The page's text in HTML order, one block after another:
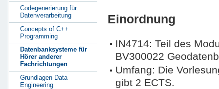
Einordnung
IN4714: Teil des
BV300022
Umfang: Die
gibt 2 ECTS.
Codegenerierung für
Datenverarbeitung
Concepts of C++
Programming
Datenbanksysteme für
Hörer anderer
Fachrichtungen
Grundlagen Data
Engineering